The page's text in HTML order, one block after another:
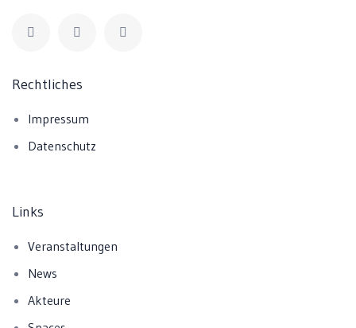
Rechtliches
Impressum
Datenschutz
Links
Veranstaltungen
News
Akteure